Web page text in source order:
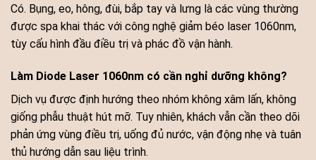
Có. Bụng, eo, hông, đùi, bắp tay và lưng là các vùng thường
được spa khai thác với công nghệ giảm béo laser 1060nm,
tùy cấu hình đầu điều trị và phác đồ vận hành.
Làm Diode Laser 1060nm có cần nghỉ dưỡng không?
Dịch vụ được định hướng theo nhóm không xâm lấn, không
giống phẫu thuật hút mỡ. Tuy nhiên, khách vẫn cần theo dõi
phản ứng vùng điều trị, uống đủ nước, vận động nhẹ và tuân
thủ hướng dẫn sau liệu trình.